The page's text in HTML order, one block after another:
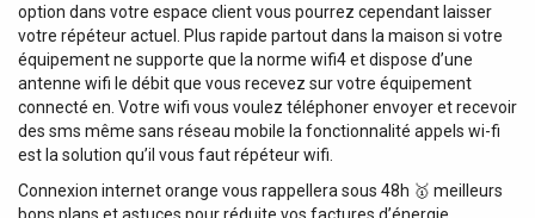
option dans votre espace client vous pourrez cependant laisser
votre répéteur actuel. Plus rapide partout dans la maison si votre
équipement ne supporte que la norme wifi4 et dispose d’une
antenne wifi le débit que vous recevez sur votre équipement
connecté en. Votre wifi vous voulez téléphoner envoyer et recevoir
des sms même sans réseau mobile la fonctionnalité appels wi-fi
est la solution qu’il vous faut répéteur wifi.
Connexion internet orange vous rappellera sous 48h 🥇 meilleurs